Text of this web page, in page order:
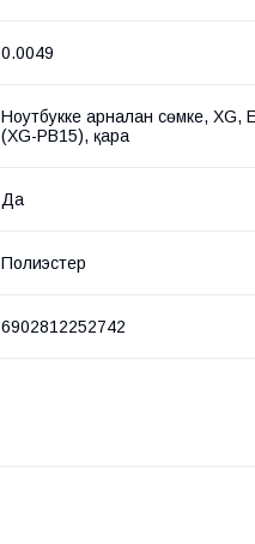
0.0049
Ноутбукке арналған сөмке,
(XG-PB15), қара
Да
Полиэстер
6902812252742